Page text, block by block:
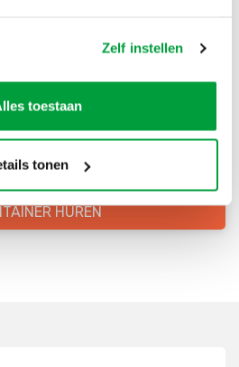
Zelf instellen
toestaan
tonen
je container
HUREN